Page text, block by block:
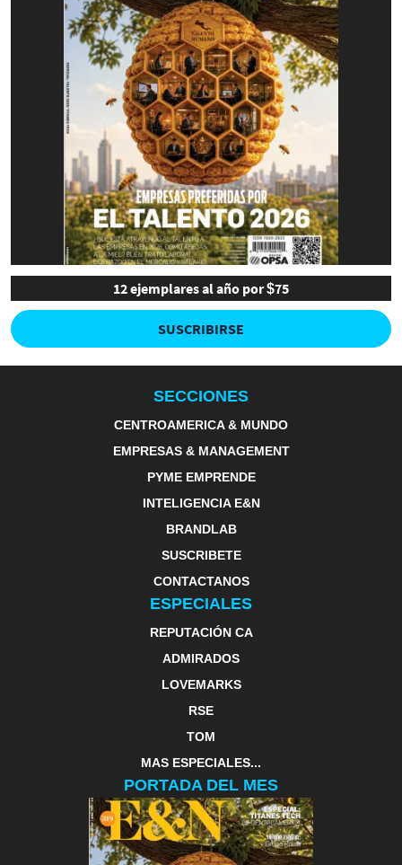
12 ejemplares al año por $75
SUSCRIBIRSE
SECCIONES
CENTROAMERICA & MUNDO
EMPRESAS & MANAGEMENT
PYME EMPRENDE
INTELIGENCIA E&N
BRANDLAB
SUSCRIBETE
CONTACTANOS
ESPECIALES
REPUTACIÓN CA
ADMIRADOS
LOVEMARKS
RSE
TOM
MAS ESPECIALES...
PORTADA DEL MES